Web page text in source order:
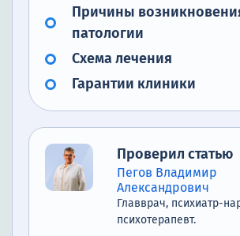
Причины
патологии
Схема лечения
Гарантии клиники
Проверил статью
Пегов Владимир
Александрович
Главврач, психиатр-
психотерапевт.